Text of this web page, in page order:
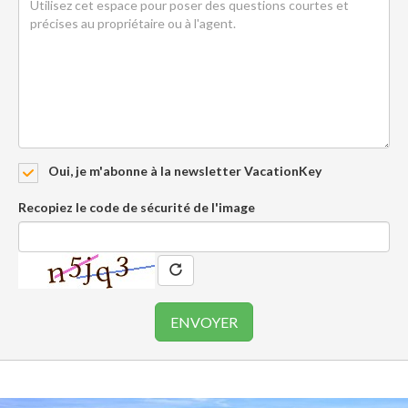
Oui, je m'abonne à la newsletter VacationKey
Recopiez le code de sécurité de l'image